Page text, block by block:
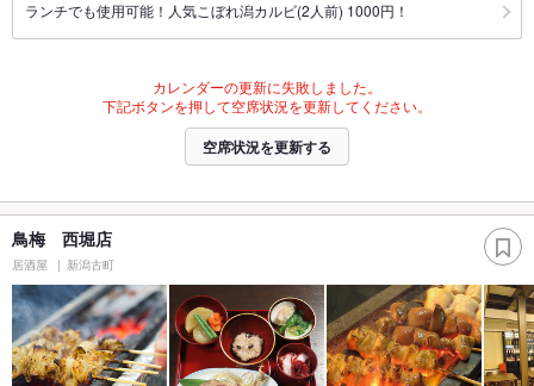
ランチでも使用可能！人気こぼれ潟カルビ(2人前) 1000円！
カレンダーの更新に失敗しました。
下記ボタンを押して空席状況を更新してください。
空席状況を更新する
鳥梅 西堀店
居酒屋 新潟古町